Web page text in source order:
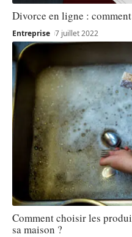
Divorce en ligne :
Entreprise 7 juillet 2022
Comment choisir les
sa maison ?